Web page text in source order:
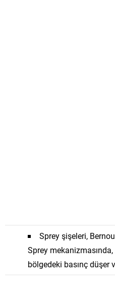
Sprey şişeleri,
Sprey mekanizmasında,
bölgedeki basınç düşer